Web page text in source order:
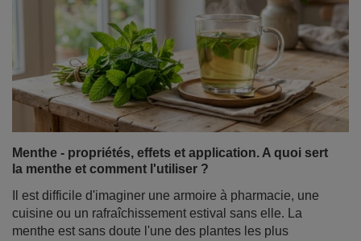
Menthe - propriétés, effets et application. A quoi sert
la menthe et comment l'utiliser ?
Il est difficile d'imaginer une armoire à pharmacie, une
cuisine ou un rafraîchissement estival sans elle. La
menthe est sans doute l'une des plantes les plus